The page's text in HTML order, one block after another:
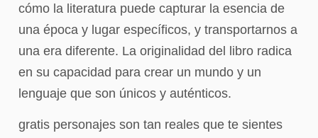
cómo la literatura puede capturar la esencia de
una época y lugar específicos, y transportarnos a
una era diferente. La originalidad del libro radica
en su capacidad para crear un mundo y un
lenguaje que son únicos y auténticos.
gratis personajes son tan reales que te sientes